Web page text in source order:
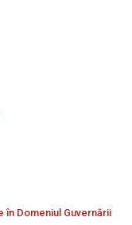
în Domeniul Guvernării